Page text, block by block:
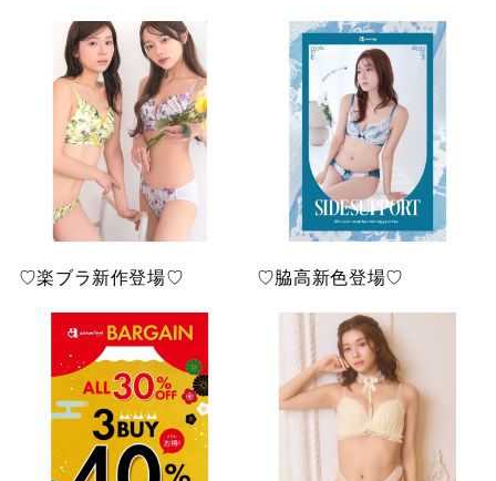
♡楽ブラ新作登場♡ ♡脇高新色登場♡